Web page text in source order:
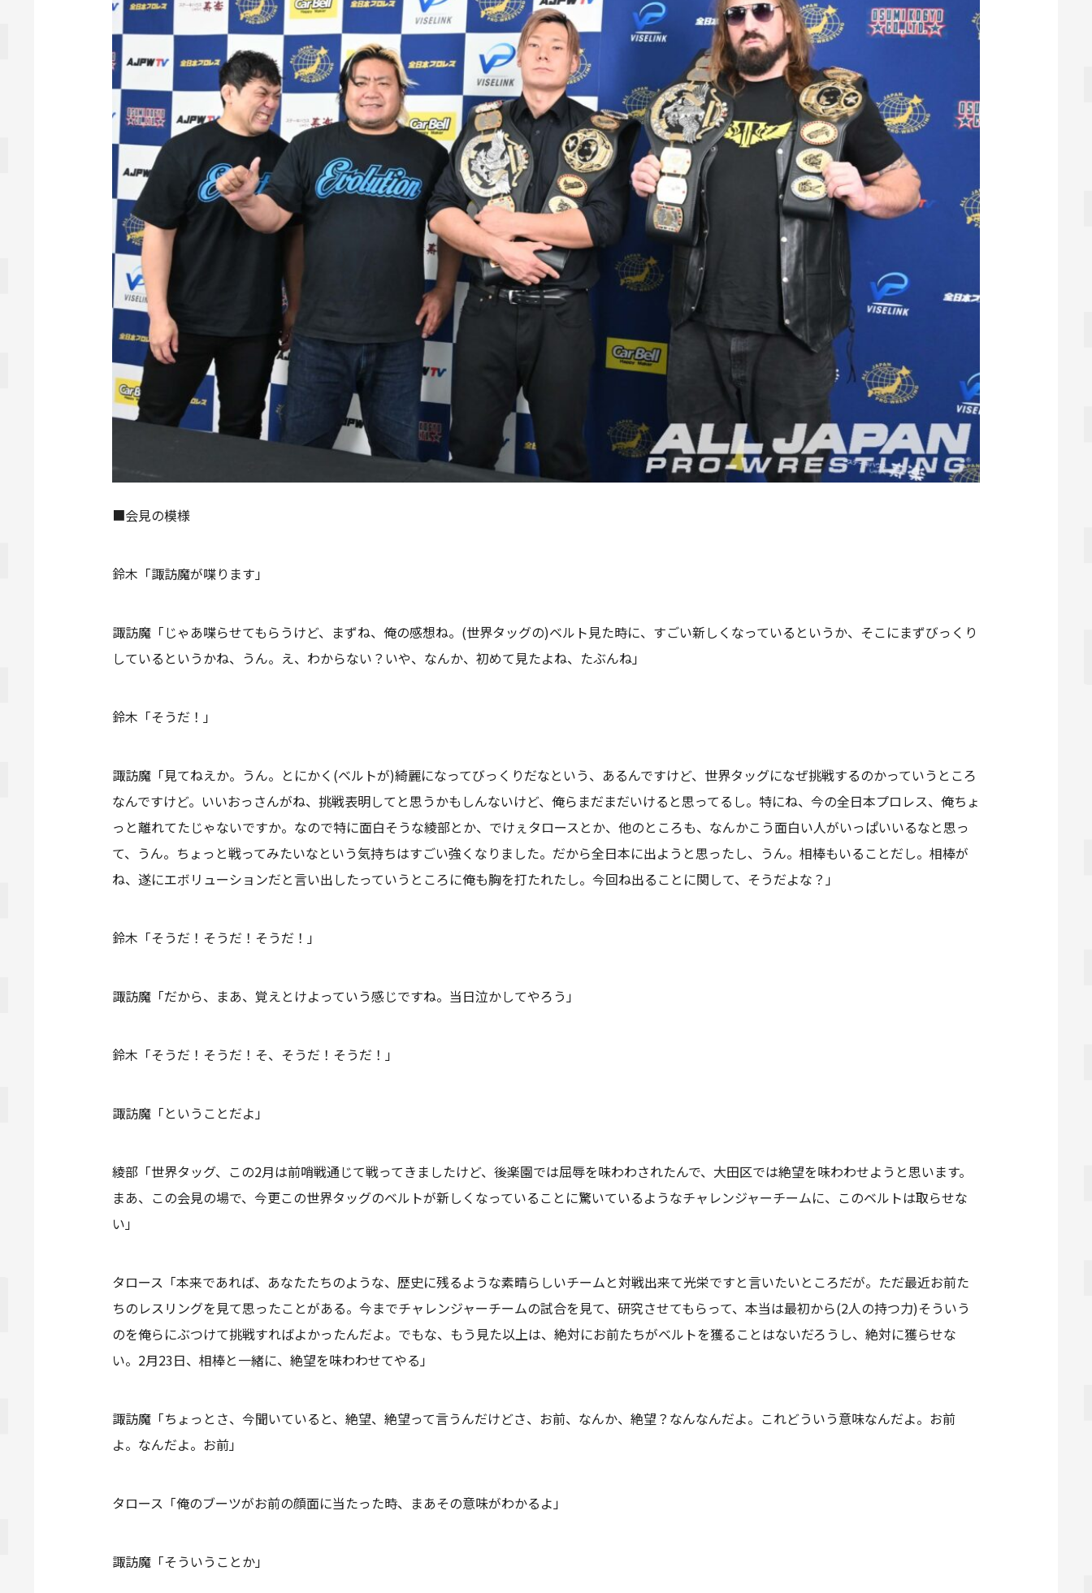
■会見の模様
鈴木「諏訪魔が喋ります」
諏訪魔「じゃあ喋らせてもらうけど、まずね、俺の感想ね。(世界タッグの)ベルト見た時に、すごい新しくなっているというか、そこにまずびっくり
しているというかね、うん。え、わからない？いや、なんか、初めて見たよね、たぶんね」
鈴木「そうだ！」
諏訪魔「見てねえか。うん。とにかく(ベルトが)綺麗になってびっくりだなという、あるんですけど、世界タッグになぜ挑戦するのかっていうところ
なんですけど。いいおっさんがね、挑戦表明してと思うかもしんないけど、俺らまだまだいけると思ってるし。特にね、今の全日本プロレス、俺ちょ
っと離れてたじゃないですか。なので特に面白そうな綾部とか、でけぇタロースとか、他のところも、なんかこう面白い人がいっぱいいるなと思っ
て、うん。ちょっと戦ってみたいなという気持ちはすごい強くなりました。だから全日本に出ようと思ったし、うん。相棒もいることだし。相棒が
ね、遂にエボリューションだと言い出したっていうところに俺も胸を打たれたし。今回ね出ることに関して、そうだよな？」
鈴木「そうだ！そうだ！そうだ！」
諏訪魔「だから、まあ、覚えとけよっていう感じですね。当日泣かしてやろう」
鈴木「そうだ！そうだ！そ、そうだ！そうだ！」
諏訪魔「ということだよ」
綾部「世界タッグ、この2月は前哨戦通じて戦ってきましたけど、後楽園では屈辱を味わわされたんで、大田区では絶望を味わわせようと思います。
まあ、この会見の場で、今更この世界タッグのベルトが新しくなっていることに驚いているようなチャレンジャーチームに、このベルトは取らせな
い」
タロース「本来であれば、あなたたちのような、歴史に残るような素晴らしいチームと対戦出来て光栄ですと言いたいところだが。ただ最近お前た
ちのレスリングを見て思ったことがある。今までチャレンジャーチームの試合を見て、研究させてもらって、本当は最初から(2人の持つ力)そういう
のを俺らにぶつけて挑戦すればよかったんだよ。でもな、もう見た以上は、絶対にお前たちがベルトを獲ることはないだろうし、絶対に獲らせな
い。2月23日、相棒と一緒に、絶望を味わわせてやる」
諏訪魔「ちょっとさ、今聞いていると、絶望、絶望って言うんだけどさ、お前、なんか、絶望？なんなんだよ。これどういう意味なんだよ。お前
よ。なんだよ。お前」
タロース「俺のブーツがお前の顔面に当たった時、まあその意味がわかるよ」
諏訪魔「そういうことか」